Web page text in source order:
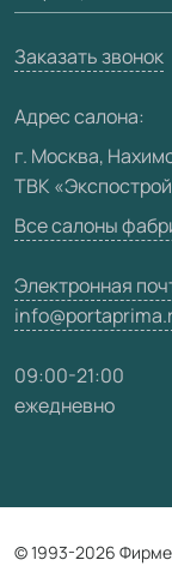
Техническая
Юридическая
Вакансии
Видео
Карта сайта
Заказать звонок
Адрес салона:
г. Москва,
ТВК
Все салоны
Электронная
09:00-21:00
ежедневно
© 1993-2026